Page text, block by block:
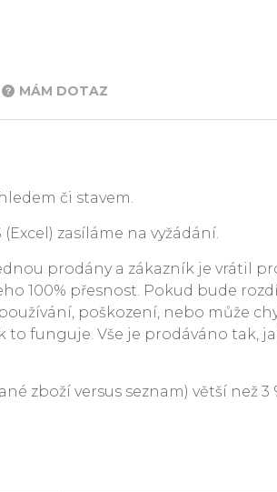
MÁM DOTAZ
či stavem.
zasíláme na vyžádání.
prodány a zákazník je vrátil
100% přesnost. Pokud bude
poškození, nebo může
to funguje. Vše je prodáváno tak,
zboží versus seznam) větší než 3